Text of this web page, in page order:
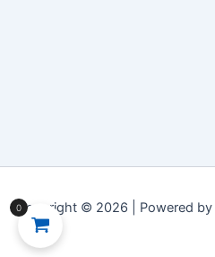
Copyright © 2026 | Powered by
0